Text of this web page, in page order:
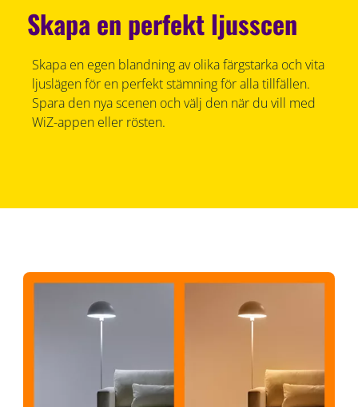
Skapa en perfekt ljusscen
Skapa en egen blandning av olika färgstarka och vita
ljuslägen för en perfekt stämning för alla tillfällen.
Spara den nya scenen och välj den när du vill med
WiZ-appen eller rösten.